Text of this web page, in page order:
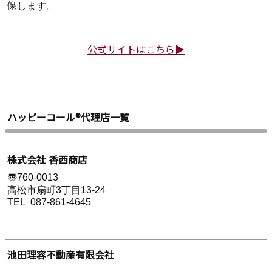
保します。
公式サイトはこちら▶︎
ハッピーコール®︎代理店一覧
株式会社 香西商店
〠760-0013
高松市扇町3丁目13-24
TEL 087-861-4645
池田理容不動産有限会社